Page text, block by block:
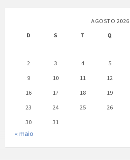
AGOSTO 2026
D
S T Q
2
3 4 5
9
10 11 12
16
17 18 19
23
24 25 26
30
31
« maio